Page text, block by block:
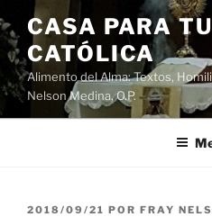
Saltar
al
contenido
CASA PARA
CATÓLICA
Alimento del Alma: Textos,
Nelson Medina, O.P.
PUBLICADO
2018/09/21 POR FRAY